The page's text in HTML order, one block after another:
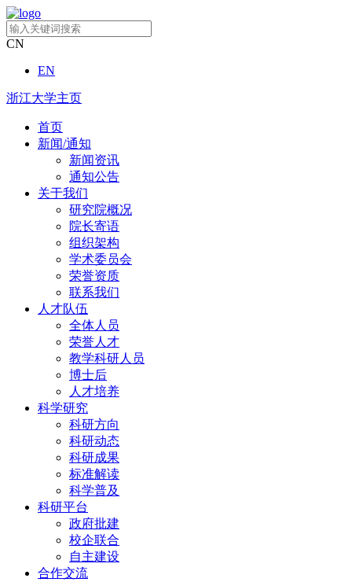
CN
EN
浙江大学主页
首页
新闻/通知
新闻资讯
通知公告
关于我们
研究院概况
院长寄语
组织架构
学术委员会
荣誉资质
联系我们
人才队伍
全体人员
荣誉人才
教学科研人员
博士后
人才培养
科学研究
科研方向
科研动态
科研成果
标准解读
科学普及
科研平台
政府批建
校企联合
自主建设
合作交流